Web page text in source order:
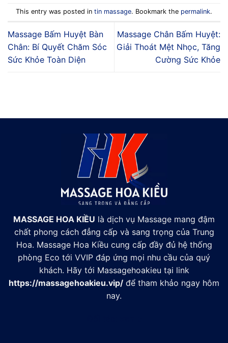
This entry was posted in tin massage. Bookmark the permalink.
Massage Bấm Huyệt Bàn
Chân: Bí Quyết Chăm Sóc
Sức Khỏe Toàn Diện
Massage Chân Bấm Huyệt:
Giải Thoát Mệt Nhọc, Tăng
Cường Sức Khỏe
MASSAGE HOA KIỀU là dịch vụ Massage mang đậm
chất phong cách đẳng cấp và sang trọng của Trung
Hoa. Massage Hoa Kiều cung cấp đầy đủ hệ thống
phòng Eco tới VVIP đáp ứng mọi nhu cầu của quý
khách. Hãy tới Massagehoakieu tại link
https://massagehoakieu.vip/ để tham khảo ngay hôm
nay.